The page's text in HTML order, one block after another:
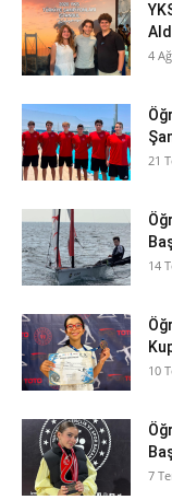
4
21
14
10
7